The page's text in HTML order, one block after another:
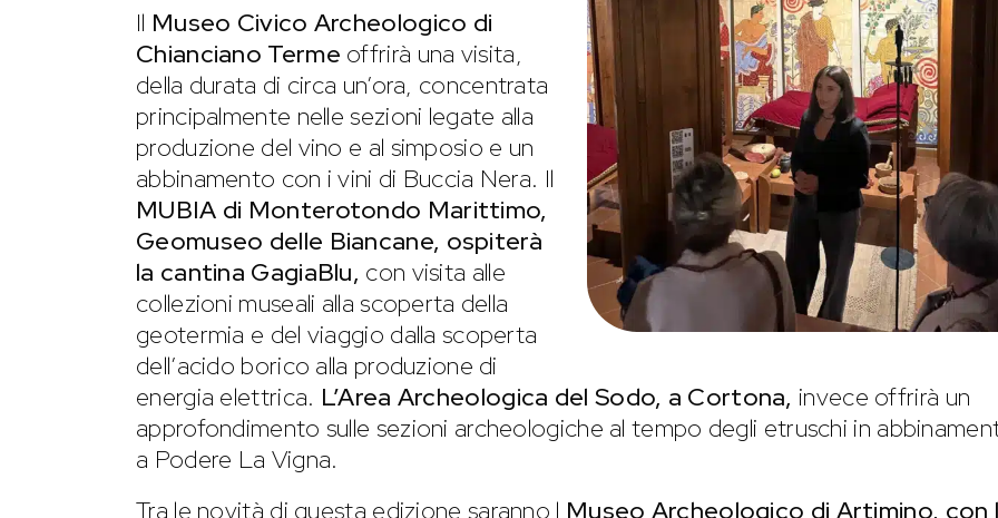
Il Museo Civico Archeologico di
Chianciano Terme offrirà una visita,
della durata di circa un’ora, concentrata
principalmente nelle sezioni legate alla
produzione del vino e al simposio e un
abbinamento con i vini di Buccia Nera. Il
MUBIA di Monterotondo Marittimo,
Geomuseo delle Biancane, ospiterà
la cantina GagiaBlu, con visita alle
collezioni museali alla scoperta della
geotermia e del viaggio dalla scoperta
dell’acido borico alla produzione di
energia elettrica. L’Area Archeologica del Sodo, a Cortona, invece offrirà un
approfondimento sulle sezioni archeologiche al tempo degli etruschi in
a Podere La Vigna.
Tra le novità di questa edizione saranno l Museo Archeologico di Artimino, con